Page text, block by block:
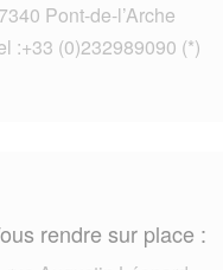
Pont-de-l’Arche
:+33 (0)232989090 (*)
rendre sur place :